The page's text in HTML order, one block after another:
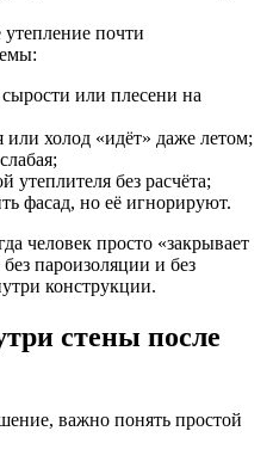
утепление почти
или плесени на
или холод «идёт» даже летом;
утеплителя без расчёта;
фасад, но её игнорируют.
человек просто «закрывает
пароизоляции и без
конструкции.
стены после
важно понять простой